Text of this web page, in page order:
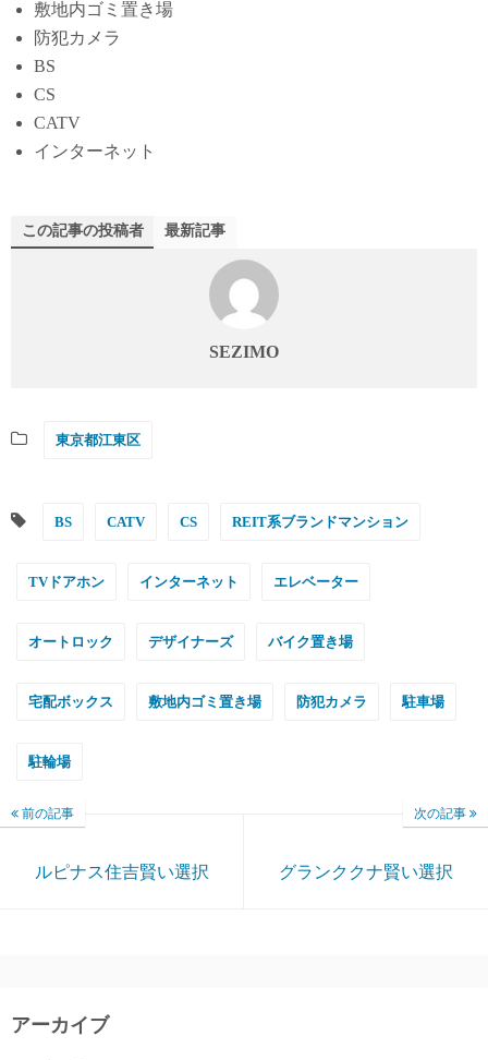
敷地内ゴミ置き場
防犯カメラ
BS
CS
CATV
インターネット
この記事の投稿者 最新記事
SEZIMO
東京都江東区
BS CATV CS REIT系ブランドマンション
TVドアホン インターネット エレベーター
オートロック デザイナーズ バイク置き場
宅配ボックス 敷地内ゴミ置き場 防犯カメラ 駐車場
駐輪場
前の記事
ルピナス住吉賢い選択
次の記事
グランククナ賢い選択
アーカイブ